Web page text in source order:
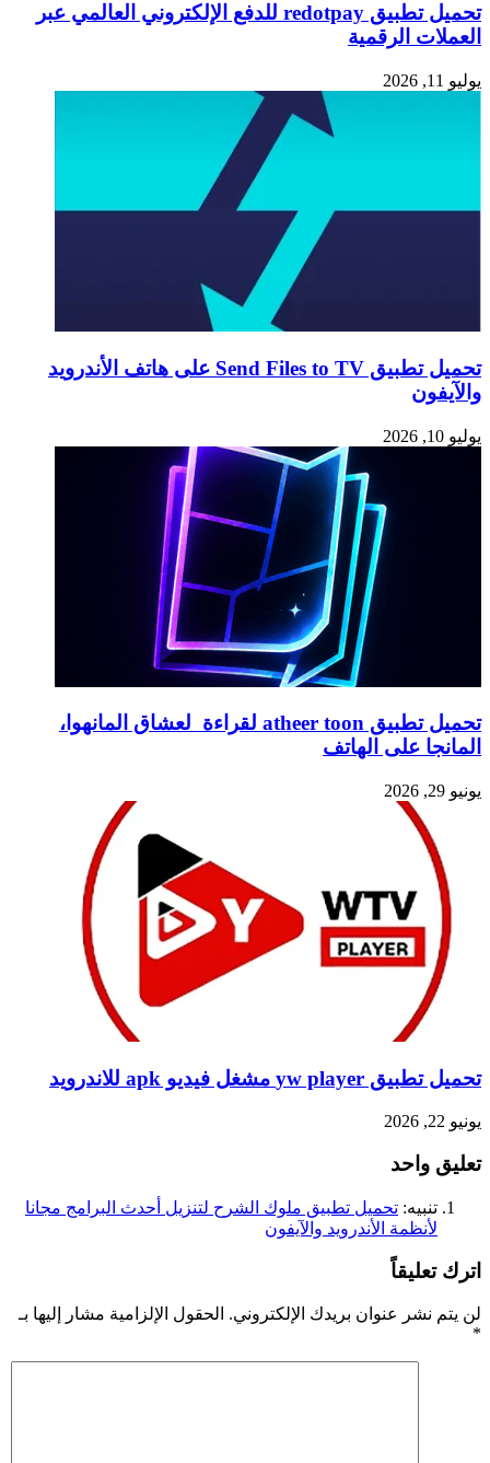
تحميل تطبيق redotpay للدفع الإلكتروني العالمي عبر
العملات الرقمية
يوليو 11, 2026
تحميل تطبيق Send Files to TV على هاتف الأندرويد
والآيفون
يوليو 10, 2026
تحميل تطبيق atheer toon لقراءة لعشاق المانهوا،
المانجا على الهاتف
يونيو 29, 2026
تحميل تطبيق yw player مشغل فيديو apk للاندرويد
يونيو 22, 2026
تعليق واحد
تنبيه: تحميل تطبيق ملوك الشرح لتنزيل أحدث البرامج مجانا
لأنظمة الأندرويد والآيفون
اترك تعليقاً
لن يتم نشر عنوان بريدك الإلكتروني. الحقول الإلزامية مشار إليها بـ
*